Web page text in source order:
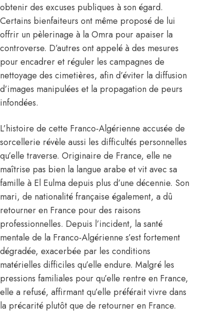
obtenir des excuses publiques à son égard.
Certains bienfaiteurs ont même proposé de lui
offrir un pèlerinage à la Omra pour apaiser la
controverse. D’autres ont appelé à des mesures
pour encadrer et réguler les campagnes de
nettoyage des cimetières, afin d’éviter la diffusion
d’images manipulées et la propagation de peurs
infondées.
L’histoire de cette Franco-Algérienne accusée de
sorcellerie révèle aussi les difficultés personnelles
qu’elle traverse. Originaire de France, elle ne
maîtrise pas bien la langue arabe et vit avec sa
famille à El Eulma depuis plus d’une décennie. Son
mari, de nationalité française également, a dû
retourner en France pour des raisons
professionnelles. Depuis l’incident, la santé
mentale de la Franco-Algérienne s’est fortement
dégradée, exacerbée par les conditions
matérielles difficiles qu’elle endure. Malgré les
pressions familiales pour qu’elle rentre en France,
elle a refusé, affirmant qu’elle préférait vivre dans
la précarité plutôt que de retourner en France.